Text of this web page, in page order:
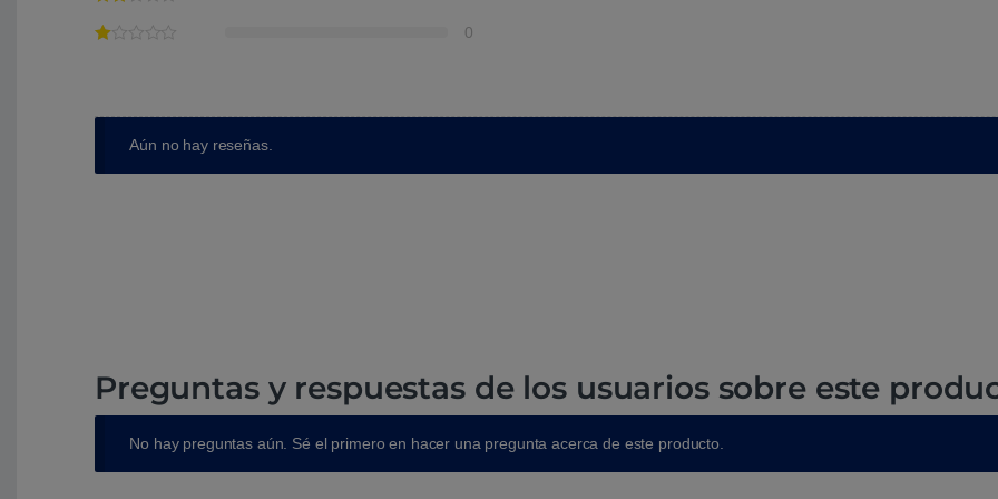
0
Aún no hay reseñas.
Preguntas y respuestas de los usuarios sobre este
No hay preguntas aún. Sé el primero en hacer una pregunta acerca de este producto.